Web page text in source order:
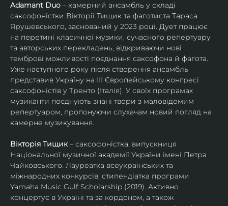
Adamant Duo – камерний ансамбль у складі
саксофоністки Вікторії Тищик та фаготиста Тараса
Ярушевського, заснований у 2023 році. Дует працює
на перетині класичної музики, сучасного репертуару
та авторських перекладень, відкриваючи нові
темброві можливості поєднання саксофона й фагота.
Уже наступного року після створення ансамбль
представив Україну на ІІІ Європейському конгресі
саксофоністів у Тренто (Італія). У своїх програмах
музиканти поєднують знані твори з маловідомим
репертуаром, пропонуючи слухачам новий погляд на
камерне музикування.
Вікторія Тищик – саксофоністка, випускниця
Національної музичної академії України імені Петра
Чайковського. Лауреатка всеукраїнських та
міжнародних конкурсів, стипендіатка програми
Yamaha Music Gulf Scholarship (2019). Активно
концертує в Україні та за кордоном, а також